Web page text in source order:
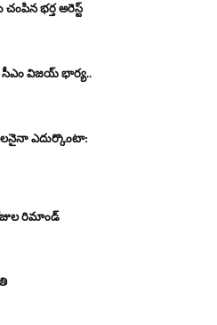
భర్త అరెస్ట్
సీఎం విజయ్ భార్య..
ఎదుర్కొంటా:
రిమాండ్